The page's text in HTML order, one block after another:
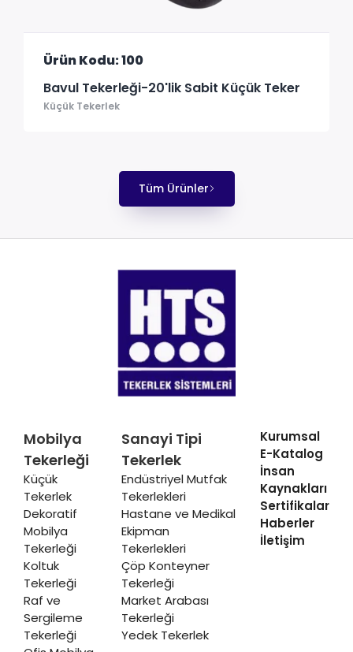
Ürün Kodu: 100
Bavul Tekerleği-20'lik Sabit Küçük Teker
Küçük Tekerlek
Tüm Ürünler
Mobilya
Tekerleği
Küçük
Tekerlek
Dekoratif
Mobilya
Tekerleği
Koltuk
Tekerleği
Raf ve
Sergileme
Tekerleği
Sanayi Tipi
Tekerlek
Endüstriyel Mutfak
Tekerlekleri
Hastane ve Medikal
Ekipman
Tekerlekleri
Çöp Konteyner
Tekerleği
Market Arabası
Tekerleği
Yedek Tekerlek
Kurumsal
E-Katalog
İnsan
Kaynakları
Sertifikalar
Haberler
İletişim